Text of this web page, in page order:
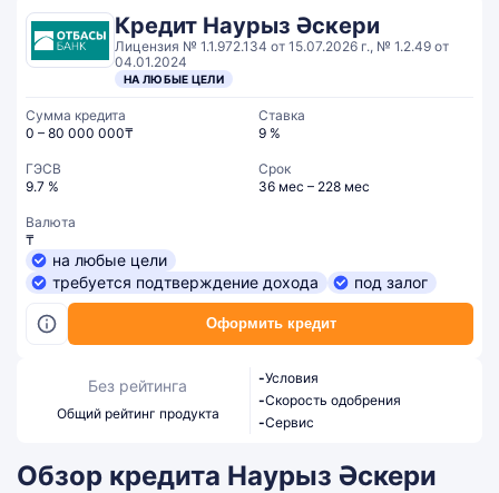
Кредит Наурыз Әскери
Лицензия № 1.1.972.134 от 15.07.2026 г., № 1.2.49 от
04.01.2024
НА ЛЮБЫЕ ЦЕЛИ
Оформить кредит
Сумма кредита
0 – 80 000 000₸
Ставка
9 %
ГЭСВ
9.7 %
Срок
36 мес – 228 мес
Валюта
₸
на любые цели
требуется подтверждение дохода
под залог
Без рейтинга
Общий рейтинг продукта
-Условия
-Скорость одобрения
-Сервис
Обзор кредита Наурыз Әскери